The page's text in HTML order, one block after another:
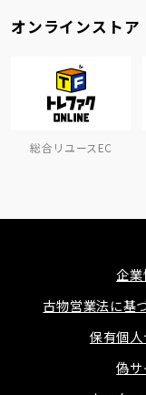
オンラインストア
総合リユースEC
企業
古物営業法に基
保有個
偽